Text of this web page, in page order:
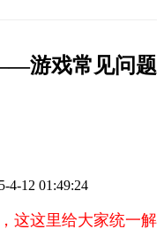
游戏常见问题
4-12 01:49:24
这这里给大家统一解